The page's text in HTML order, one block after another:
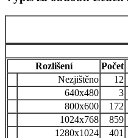
Rozlišení
Počet
Nezjištěno
12
640x480
3
800x600
172
1024x768
859
1280x1024
401